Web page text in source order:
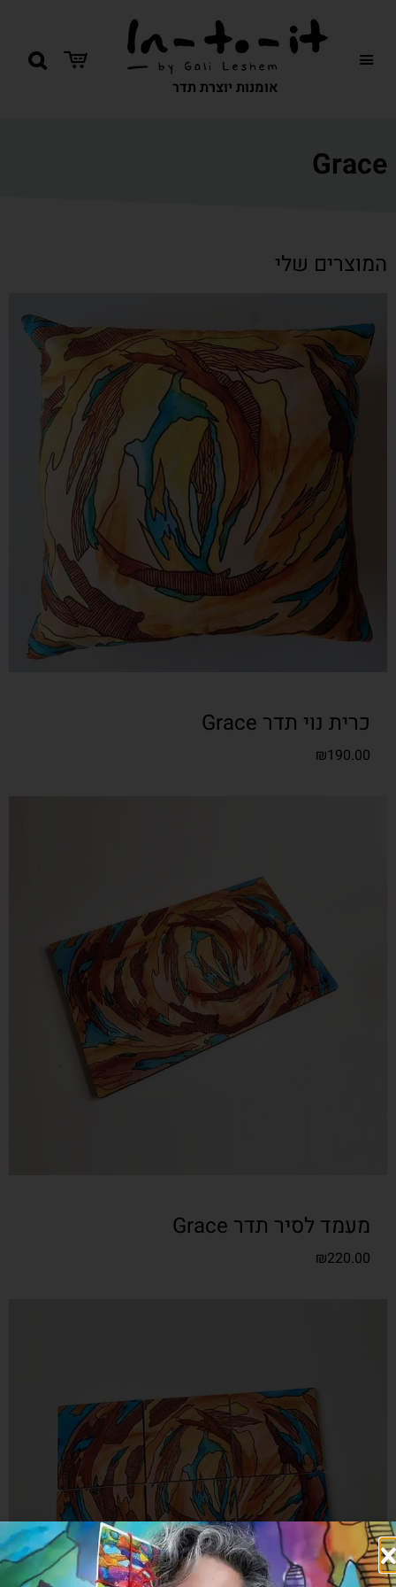
אומנות יוצרת תדר
Grace
המוצרים שלי
כרית נוי תדר Grace
₪190.00
מעמד לסיר תדר Grace
₪220.00